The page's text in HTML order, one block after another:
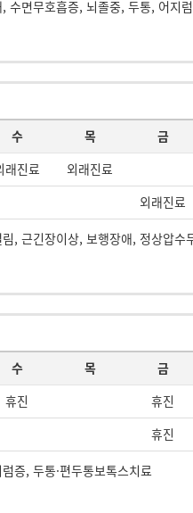
수면무호흡증, 뇌졸중, 두통, 어지
수 목 금
래진료 외래진료
외래진료
, 근긴장이상, 보행장애, 정상압수
수 목 금
휴진 휴진
휴진
증, 두통·편두통보톡스치료